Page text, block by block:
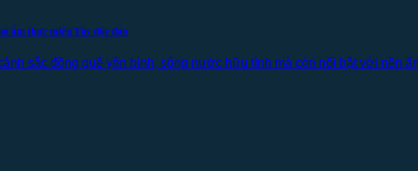
ẩm thực miền Tây độc đáo
sắc đồng quê yên bình, sông nước hữu tình mà còn nổi bật với nền